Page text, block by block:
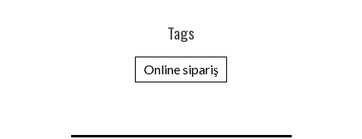
Tags
Online sipariş